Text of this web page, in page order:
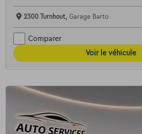
2300 Turnhout, Garage Barto
Comparer
Voir le véhicule